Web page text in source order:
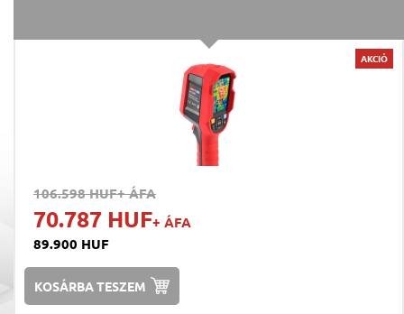
AKCIÓ
106.598 HUF+ ÁFA
70.787 HUF+ ÁFA
89.900 HUF
KOSÁRBA TESZEM